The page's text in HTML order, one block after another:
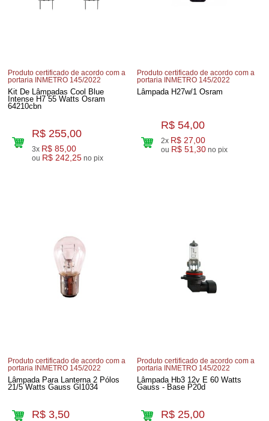
Produto certificado de acordo com a
portaria INMETRO 145/2022
Kit De Lâmpadas Cool Blue
Intense H7 55 Watts Osram
64210cbn
R$ 255,00
3x R$ 85,00
ou R$ 242,25 no pix
Produto certificado de acordo com a
portaria INMETRO 145/2022
Lâmpada H27w/1 Osram
R$ 54,00
2x R$ 27,00
ou R$ 51,30 no pix
Produto certificado de acordo com a
portaria INMETRO 145/2022
Lâmpada Para Lanterna 2 Pólos
21/5 Watts Gauss Gl1034
R$ 3,50
Produto certificado de acordo com a
portaria INMETRO 145/2022
Lâmpada Hb3 12v E 60 Watts
Gauss - Base P20d
R$ 25,00